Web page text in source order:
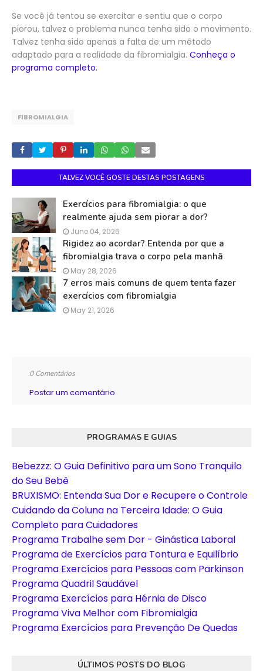
Se você já tentou se exercitar e sentiu que o corpo
piorou, talvez o problema nunca tenha sido o movimento.
Talvez tenha sido apenas a falta de um método
adaptado para a realidade da fibromialgia. Conheça o
programa completo.
FIBROMIALGIA
TALVEZ VOCÊ GOSTE DESTAS POSTAGENS
Exercícios para fibromialgia: o que
realmente ajuda sem piorar a dor?
June 04, 2026
Rigidez ao acordar? Entenda por que a
fibromialgia trava o corpo pela manhã
May 28, 2026
7 erros mais comuns de quem tenta fazer
exercícios com fibromialgia
May 21, 2026
0 Comentários
Postar um comentário
PROGRAMAS E GUIAS
Bebezzz: O Guia Definitivo para um Sono Tranquilo
do Seu Bebê
BRUXISMO: Entenda Sua Dor e Recupere o Controle
Cuidando da Coluna na Terceira Idade: O Guia
Completo para Cuidadores
Programa Trabalhe sem Dor - Ginástica Laboral
Programa de Exercícios para Tontura e Equilíbrio
Programa Exercícios para Pessoas com Parkinson
Programa Quadril Saudável
Programa Exercícios para Hérnia de Disco
Programa Viva Melhor com Fibromialgia
Programa Exercícios para Prevenção De Quedas
ÚLTIMOS POSTS DO BLOG